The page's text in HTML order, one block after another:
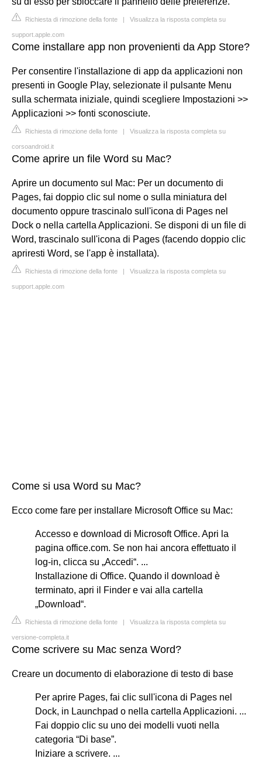
Richiesta di rimozione della fonte | Visualizza la risposta completa su
support.apple.com
Come installare app non provenienti da App Store?
Per consentire l'installazione di app da applicazioni non
presenti in Google Play, selezionate il pulsante Menu
sulla schermata iniziale, quindi scegliere Impostazioni >>
Applicazioni >> fonti sconosciute.
Richiesta di rimozione della fonte | Visualizza la risposta completa su
corsoandroid.it
Come aprire un file Word su Mac?
Aprire un documento sul Mac: Per un documento di
Pages, fai doppio clic sul nome o sulla miniatura del
documento oppure trascinalo sull'icona di Pages nel
Dock o nella cartella Applicazioni. Se disponi di un file di
Word, trascinalo sull'icona di Pages (facendo doppio clic
apriresti Word, se l'app è installata).
Richiesta di rimozione della fonte | Visualizza la risposta completa su
support.apple.com
Come si usa Word su Mac?
Ecco come fare per installare Microsoft Office su Mac:
Accesso e download di Microsoft Office. Apri la
pagina office.com. Se non hai ancora effettuato il
log-in, clicca su „Accedi“. ...
Installazione di Office. Quando il download è
terminato, apri il Finder e vai alla cartella
„Download“.
Richiesta di rimozione della fonte | Visualizza la risposta completa su
versione-completa.it
Come scrivere su Mac senza Word?
Creare un documento di elaborazione di testo di base
Per aprire Pages, fai clic sull'icona di Pages nel
Dock, in Launchpad o nella cartella Applicazioni. ...
Fai doppio clic su uno dei modelli vuoti nella
categoria “Di base”.
Iniziare a scrivere. ...